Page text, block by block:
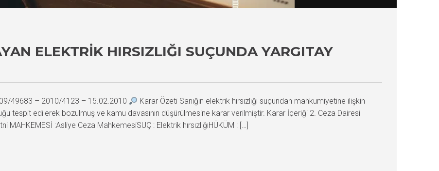
ELEKTRIK HIRSIZLIĞI SUÇUNDA YARGITAY
49683 – 2010/4123 – 15.02.2010
Karar Özeti Sanığın elektrik hırsızlığı suçundan mahkumiyetine ilişkin
tespit edilerek bozulmuş ve kamu davasının düşürülmesine karar verilmiştir. Karar İçeriği 2. Ceza Dairesi
:Asliye Ceza MahkemesiSUÇ : Elektrik hırsızlığıHÜKÜM : […]